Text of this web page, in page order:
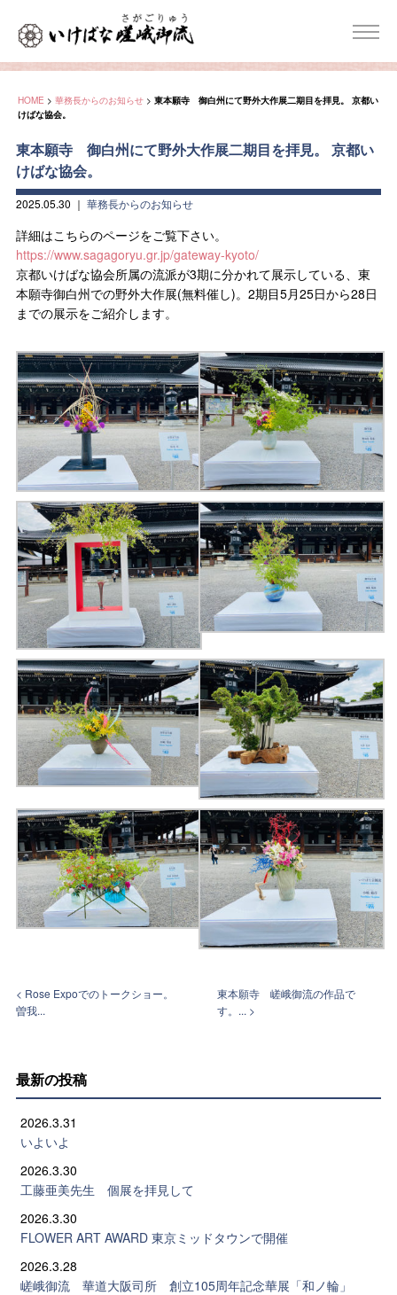
HOME > 華務長からのお知らせ > 東本願寺 御白州にて野外大作展二期目を拝見。 京都い
けばな協会。
東本願寺 御白州にて野外大作展二期目を拝見。 京都い
けばな協会。
2025.05.30 ｜ 華務長からのお知らせ
詳細はこちらのページをご覧下さい。
https://www.sagagoryu.gr.jp/gateway-kyoto/
京都いけばな協会所属の流派が3期に分かれて展示している、東
本願寺御白州での野外大作展(無料催し)。2期目5月25日から28日
までの展示をご紹介します。
< Rose Expoでのトークショー。
曽我...
東本願寺 嵯峨御流の作品で
す。... >
最新の投稿
2026.3.31
いよいよ
2026.3.30
工藤亜美先生 個展を拝見して
2026.3.30
FLOWER ART AWARD 東京ミッドタウンで開催
2026.3.28
嵯峨御流 華道大阪司所 創立105周年記念華展「和ノ輪」